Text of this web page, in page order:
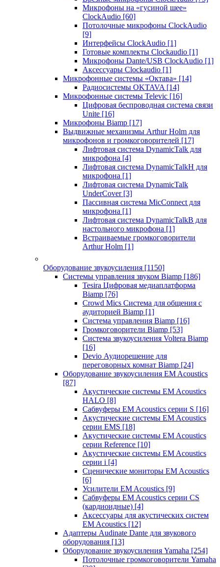
Микрофоны на «гусиной шее»
ClockAudio [60]
Потолочные микрофоны ClockAudio
[9]
Интерфейсы ClockAudio [1]
Готовые комплекты Clockaudio [1]
Микрофоны Dante/USB ClockAudio [1]
Аксессуары Clockaudio [1]
Микрофонные системы «Октава» [14]
Радиосистемы OKTAVA [14]
Микрофонные системы Televic [16]
Цифровая беспроводная система связи
Unite [16]
Микрофоны Biamp [17]
Выдвижные механизмы Arthur Holm для
микрофонов и громкоговорителей [17]
Лифтовая система DynamicTalk для
микрофона [4]
Лифтовая система DynamicTalkH для
микрофона [1]
Лифтовая система DynamicTalk
UnderCover [3]
Пассивная система MicConnect для
микрофона [1]
Лифтовая система DynamicTalkB для
настольного микрофона [1]
Встраиваемые громкоговорители
Arthur Holm [1]
Оборудование звукоусиления [1150]
Системы управления звуком Biamp [186]
Tesira Цифровая медиаплатформа
Biamp [76]
Crowd Mics Система для общения с
аудиторией Biamp [1]
Система управления Biamp [16]
Громкоговорители Biamp [53]
Система звукоусиления Voltera Biamp
[16]
Devio Аудиорешение для
переговорных комнат Biamp [24]
Оборудование звукоусиления EM Acoustics
[87]
Акустические системы EM Acoustics
HALO [8]
Сабвуферы EM Acoustics серии S [16]
Акустические системы EM Acoustics
серии EMS [18]
Акустические системы EM Acoustics
серии Reference [10]
Акустические системы EM Acoustics
серии i [4]
Сценические мониторы EM Acoustics
[6]
Усилители EM Acoustics [9]
Сабвуферы EM Acoustics серии CS
(кардиоидные) [4]
Аксессуары для акустических систем
EM Acoustics [12]
Адаптеры Audinate Dante для звукового
оборудования [13]
Оборудование звукоусиления Yamaha [254]
Потолочные громкоговорители Yamaha